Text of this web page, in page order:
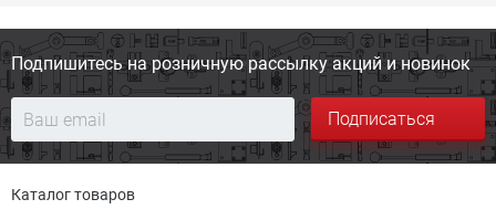
Подпишитесь на розничную рассылку акций и новинок
Подписаться
Каталог товаров